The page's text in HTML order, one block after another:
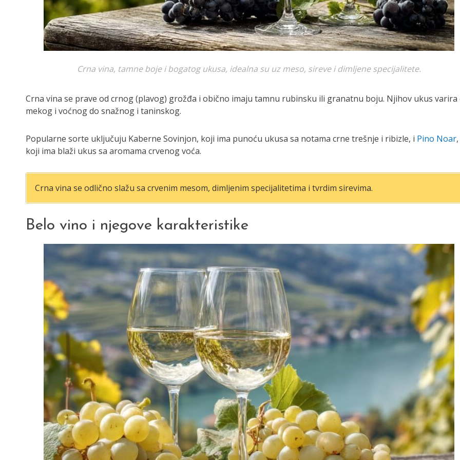
Crna vina, tamne boje i bogatog ukusa, idealna su uz meso, sireve i dimljene specijalitete.
Crna vina se prave od crnog (plavog) grožđa i obično imaju tamnu rubinsku ili granatnu boju. Njihov ukus varira
mekog i voćnog do snažnog i taninskog.
Popularne sorte uključuju Kaberne Sovinjon, koji ima punoću ukusa sa notama crne trešnje i ribizle, i Pino Noar,
koji ima blaži ukus sa aromama crvenog voća.
Crna vina se odlično slažu sa crvenim mesom, dimljenim specijalitetima i tvrdim sirevima.
Belo vino i njegove karakteristike